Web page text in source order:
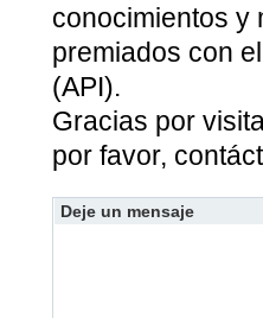
conocimientos y
premiados con
(API).
Gracias por
por favor,
Deje un mensaje